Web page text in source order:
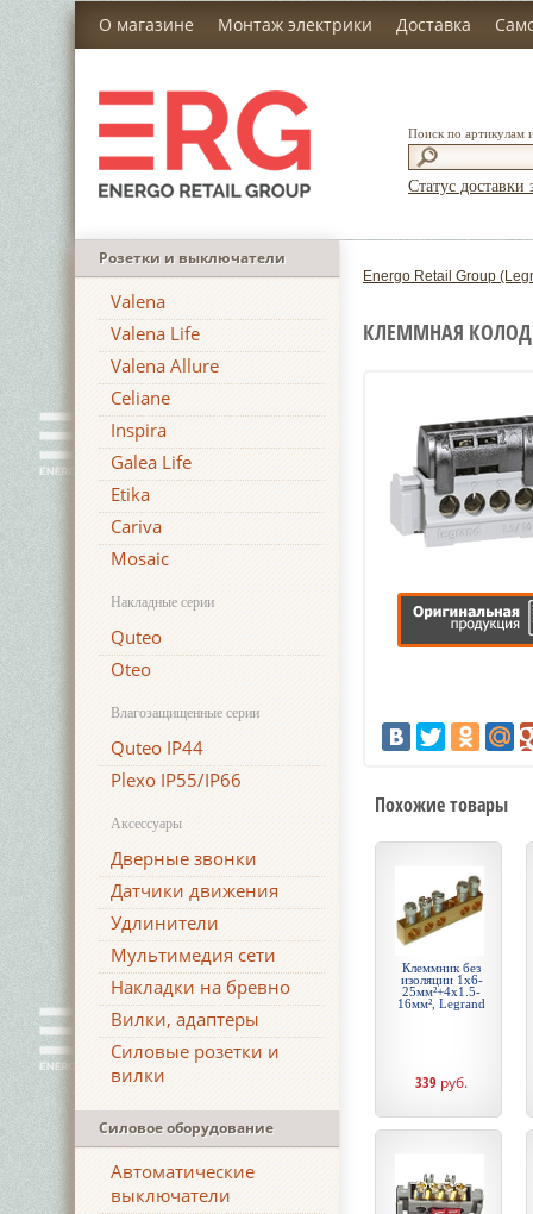
О магазине Монтаж электрики Доставка
Поиск по артикулам
Статус доставки
Розетки и выключатели
Valena
Valena Life
Valena Allure
Celiane
Inspira
Galea Life
Etika
Cariva
Mosaic
Накладные серии
Quteo
Oteo
Влагозащищенные серии
Quteo IP44
Plexo IP55/IP66
Аксессуары
Дверные звонки
Датчики движения
Удлинители
Мультимедия сети
Накладки на бревно
Вилки, адаптеры
Силовые розетки и
вилки
Силовое оборудование
Автоматические
выключатели
Energo Retail Group
КЛЕММНАЯ
Похожие товары
Клеммник без
изоляции 1х6-
25мм²+4х1.5-
16мм², Legrand
339 руб.